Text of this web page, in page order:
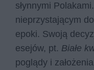
słynnymi
nieprzystającym
epoki. Swoją
esejów, pt. Białe
poglądy i